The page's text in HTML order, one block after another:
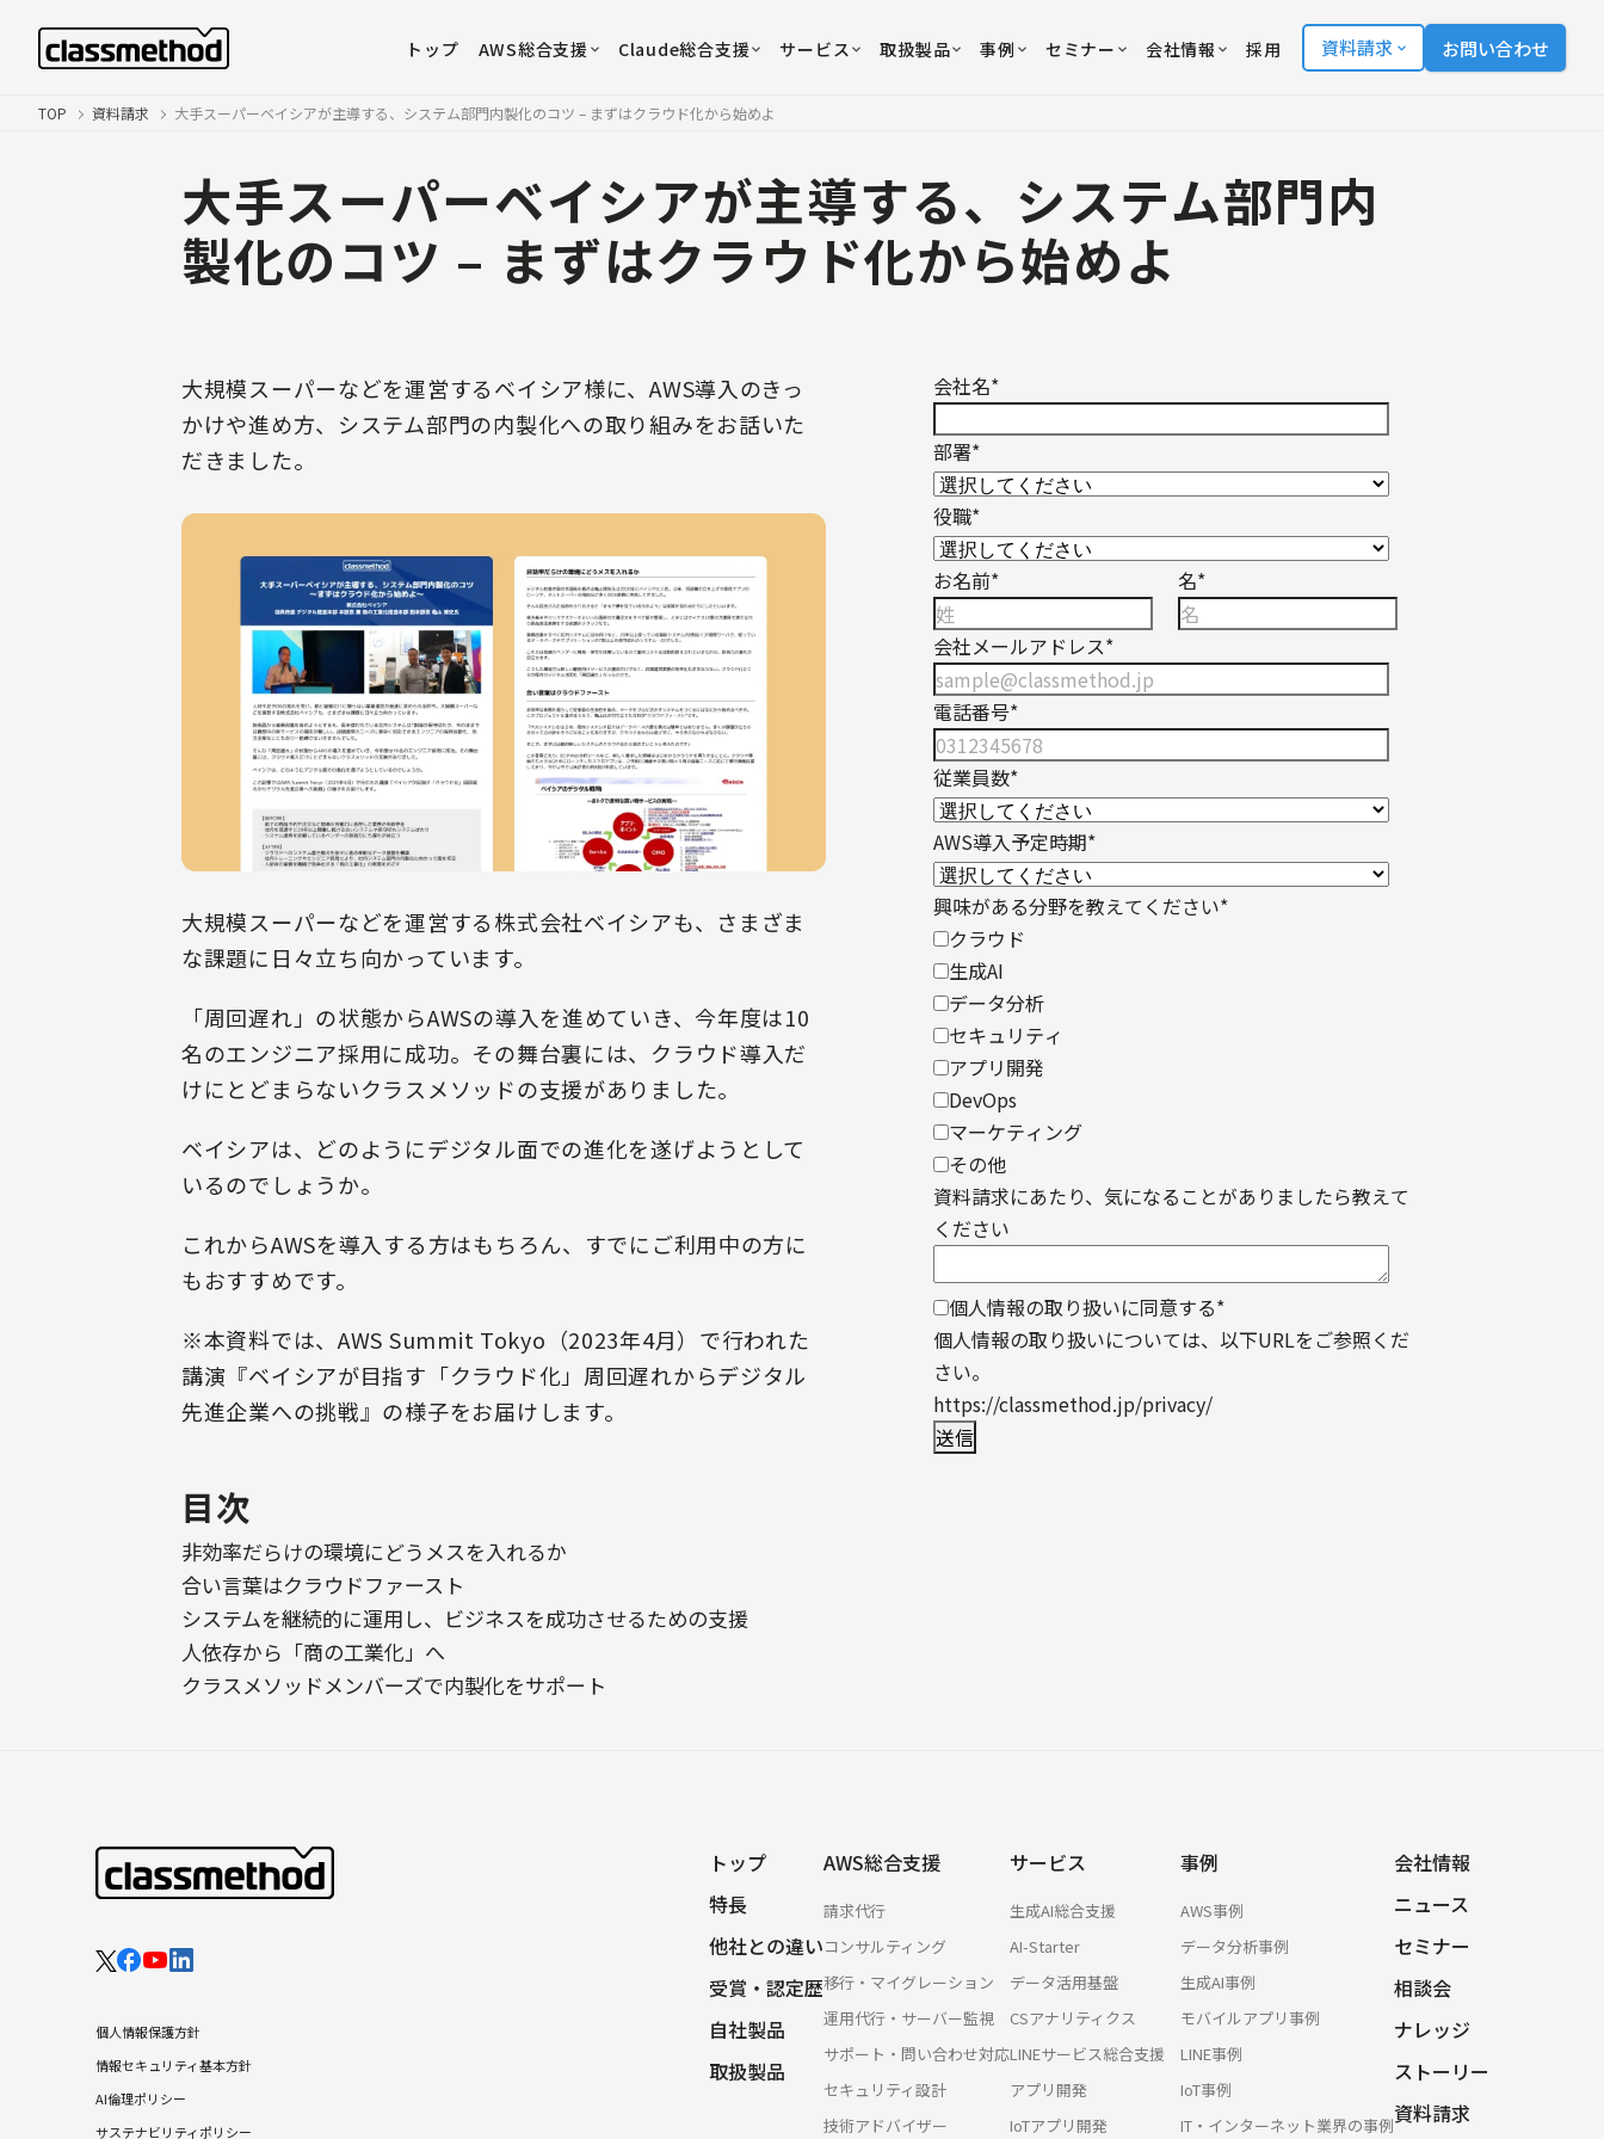
トップ AWS総合支援 Claude総合支援 サービス 取扱製品 事例 セミナー 会社情報 採用 資料請求 お問い合わせ
TOP 資料請求 大手スーパーベイシアが主導する、システム部門内製化のコツ – まずはクラウド化から始めよ
大手スーパーベイシアが主導する、システム部門内
製化のコツ – まずはクラウド化から始めよ
大規模スーパーなどを運営するベイシア様に、AWS導入のきっ
かけや進め方、システム部門の内製化への取り組みをお話いた
だきました。
大規模スーパーなどを運営する株式会社ベイシアも、さまざま
な課題に日々立ち向かっています。
「周回遅れ」の状態からAWSの導入を進めていき、今年度は10
名のエンジニア採用に成功。その舞台裏には、クラウド導入だ
けにとどまらないクラスメソッドの支援がありました。
ベイシアは、どのようにデジタル面での進化を遂げようとして
いるのでしょうか。
これからAWSを導入する方はもちろん、すでにご利用中の方に
もおすすめです。
※本資料では、AWS Summit Tokyo（2023年4月）で行われた
講演『ベイシアが目指す「クラウド化」周回遅れからデジタル
先進企業への挑戦』の様子をお届けします。
目次
非効率だらけの環境にどうメスを入れるか
合い言葉はクラウドファースト
システムを継続的に運用し、ビジネスを成功させるための支援
人依存から「商の工業化」へ
クラスメソッドメンバーズで内製化をサポート
会社名*
部署*
役職*
お名前* 名*
会社メールアドレス*
電話番号*
従業員数*
AWS導入予定時期*
興味がある分野を教えてください*
クラウド
生成AI
データ分析
セキュリティ
アプリ開発
DevOps
マーケティング
その他
資料請求にあたり、気になることがありましたら教えて
ください
個人情報の取り扱いに同意する*
個人情報の取り扱いについては、以下URLをご参照くだ
さい。
https://classmethod.jp/privacy/
個人情報保護方針
情報セキュリティ基本方針
AI倫理ポリシー
サステナビリティポリシー
トップ
特長
他社との違い
受賞・認定歴
自社製品
取扱製品
AWS総合支援
請求代行
コンサルティング
移行・マイグレーション
運用代行・サーバー監視
サポート・問い合わせ対応
セキュリティ設計
技術アドバイザー
サービス
生成AI総合支援
AI-Starter
データ活用基盤
CSアナリティクス
LINEサービス総合支援
アプリ開発
IoTアプリ開発
事例
AWS事例
データ分析事例
生成AI事例
モバイルアプリ事例
LINE事例
IoT事例
IT・インターネット業界の事例
会社情報
ニュース
セミナー
相談会
ナレッジ
ストーリー
資料請求